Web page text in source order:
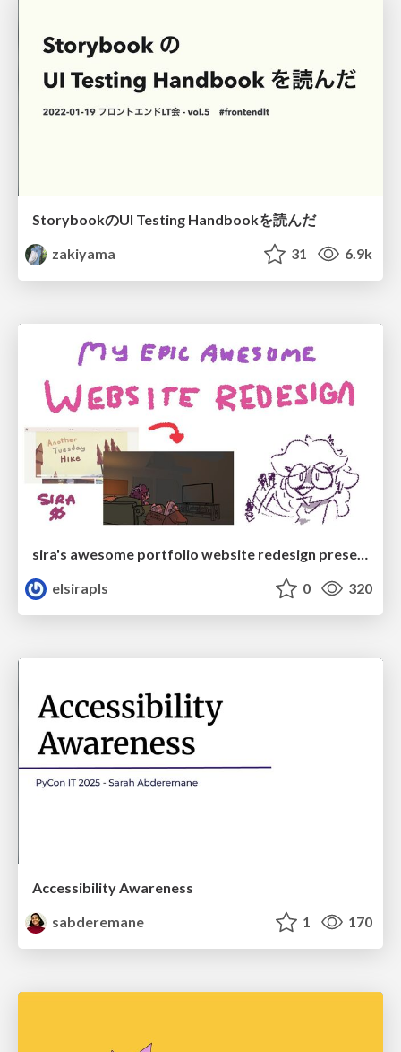
StorybookのUI Testing Handbookを読んだ
zakiyama
31 6.9k
sira's awesome portfolio website redesign presentation
elsirapls
0 320
Accessibility Awareness
sabderemane
1 170